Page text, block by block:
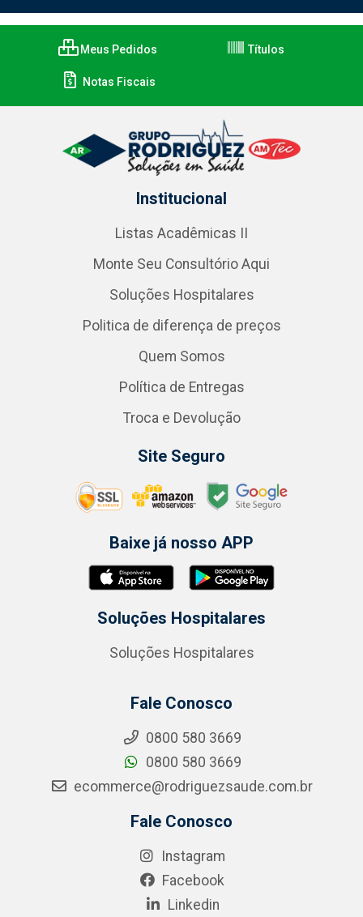
Meus Pedidos Títulos
Notas Fiscais
Institucional
Listas Acadêmicas II
Monte Seu Consultório Aqui
Soluções Hospitalares
Politica de diferença de preços
Quem Somos
Política de Entregas
Troca e Devolução
Site Seguro
Baixe já nosso APP
Soluções Hospitalares
Soluções Hospitalares
Fale Conosco
0800 580 3669
0800 580 3669
ecommerce@rodriguezsaude.com.br
Fale Conosco
Instagram
Facebook
Linkedin